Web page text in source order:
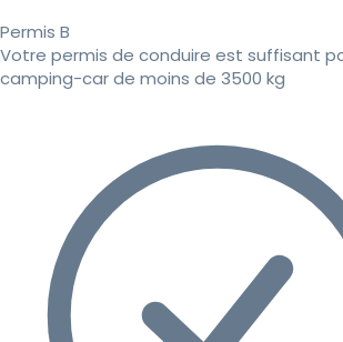
Permis B
Votre permis de conduire est suffisant
camping-car de moins de 3500 kg